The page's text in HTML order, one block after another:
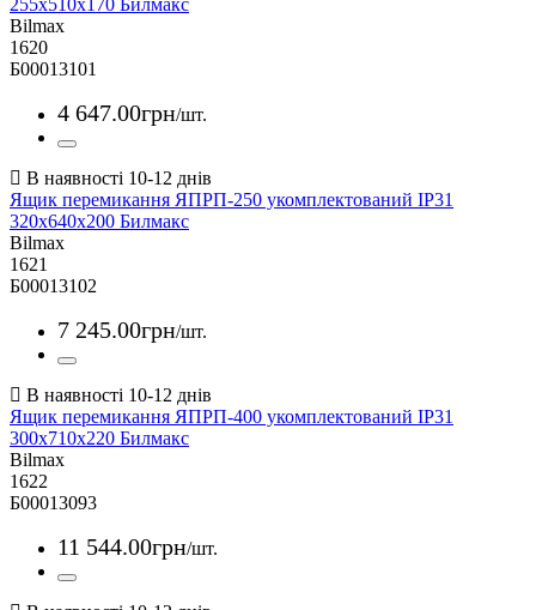
255х510х170 Билмакс
Bilmax
1620
Б00013101
4 647.00грн/шт.
Ящик перемикання ЯПРП-250 укомплектований IP31
320х640х200 Билмакс
Bilmax
1621
Б00013102
7 245.00грн/шт.
Ящик перемикання ЯПРП-400 укомплектований IP31
300х710х220 Билмакс
Bilmax
1622
Б00013093
11 544.00грн/шт.